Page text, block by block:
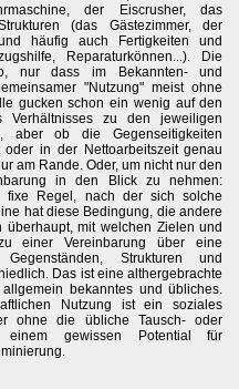
der Eiscrusher, das
(das Gästezimmer, der
häufig auch Fertigkeiten und
Reparaturkönnen...). Die
nur dass im Bekannten- und
"Nutzung" meist ohne
gucken schon ein wenig auf den
zu den jeweiligen
aber ob die Gegenseitigkeiten
in der Nettoarbeitszeit genau
am Rande. Oder, um nicht nur den
in den Blick zu nehmen:
fixe Regel, nach der sich solche
hat diese Bedingung, die andere
mit welchen Zielen und
einer Vereinbarung über eine
Strukturen und
Das ist eine althergebrachte
bekanntes und übliches.
Nutzung ist ein soziales
ohne die übliche Tausch- oder
gewissen Potential für